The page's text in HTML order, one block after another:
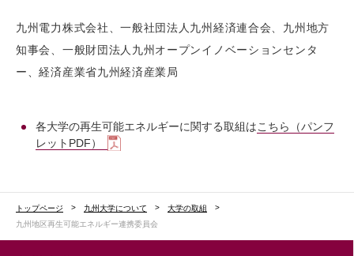
九州電力株式会社、一般社団法人九州経済連合会、九州地方
知事会、一般財団法人九州オープンイノベーションセンタ
ー、経済産業省九州経済産業局
各大学の再生可能エネルギーに関する取組はこちら（パンフ
レットPDF）
トップページ 九州大学について
大学の取組
九州地区再生可能エネルギー連携委員会